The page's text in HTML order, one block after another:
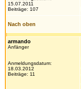
15.07.2011
Beiträge: 107
Nach oben
armando
Anfänger
Anmeldungsdatum:
18.03.2012
Beiträge: 11